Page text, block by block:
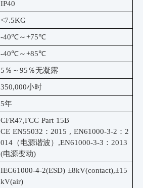
IP40
<7.5KG
-40℃～+75℃
-40℃～+85℃
5％～95％无凝露
350,000小时
5年
CFR47,FCC Part 15B
CE EN55032：2015 , EN61000-3-2：2
014（电源谐波）,EN61000-3-3：2013
(电源变动)
IEC61000-4-2(ESD) ±8kV(contact),±15
kV(air)